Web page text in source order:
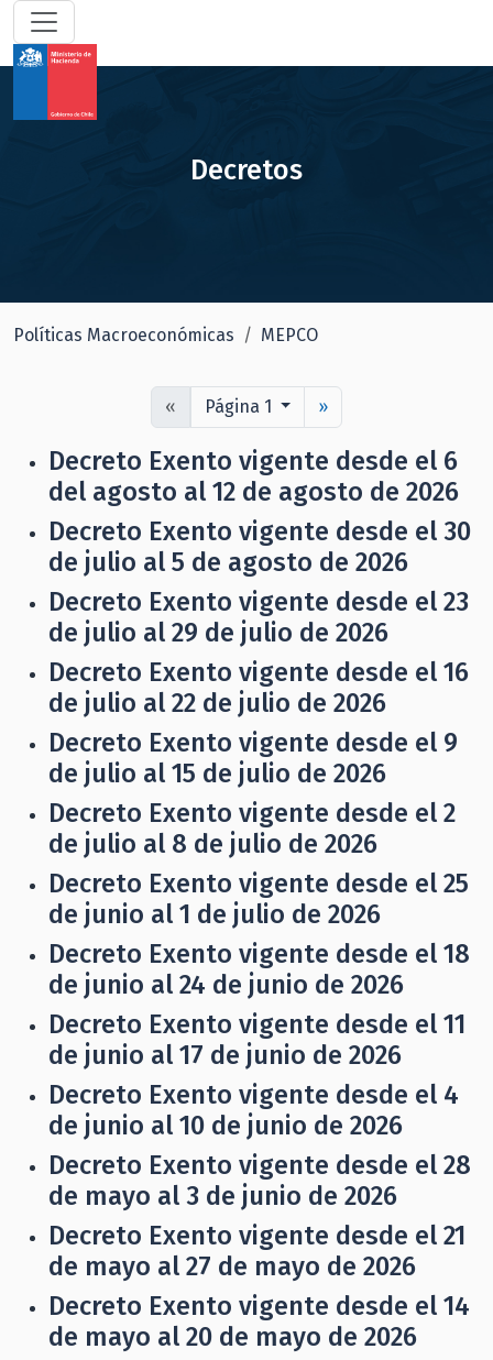
Decretos
Políticas Macroeconómicas MEPCO
« Página 1 »
Decreto Exento vigente desde el 6
del agosto al 12 de agosto de 2026
Decreto Exento vigente desde el 30
de julio al 5 de agosto de 2026
Decreto Exento vigente desde el 23
de julio al 29 de julio de 2026
Decreto Exento vigente desde el 16
de julio al 22 de julio de 2026
Decreto Exento vigente desde el 9
de julio al 15 de julio de 2026
Decreto Exento vigente desde el 2
de julio al 8 de julio de 2026
Decreto Exento vigente desde el 25
de junio al 1 de julio de 2026
Decreto Exento vigente desde el 18
de junio al 24 de junio de 2026
Decreto Exento vigente desde el 11
de junio al 17 de junio de 2026
Decreto Exento vigente desde el 4
de junio al 10 de junio de 2026
Decreto Exento vigente desde el 28
de mayo al 3 de junio de 2026
Decreto Exento vigente desde el 21
de mayo al 27 de mayo de 2026
Decreto Exento vigente desde el 14
de mayo al 20 de mayo de 2026